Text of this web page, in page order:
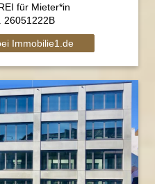
für Mieter*in
26051222B
Immobilie1.de